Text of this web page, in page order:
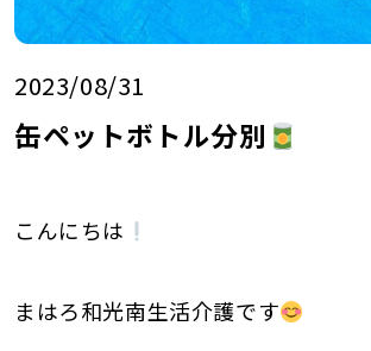
2023/08/31
缶ペットボトル分別
こんにちは
まはろ和光南生活介護です